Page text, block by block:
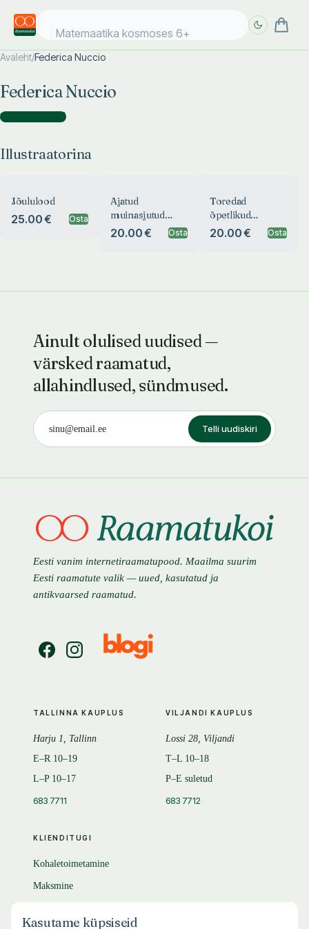
Matemaatika kosmoses 6+
Avaleht/Federica Nuccio
Federica Nuccio
Illustraatorina )
Illustraatorina
Jõululood
25.00 € Osta
Ajatud
muinasjutud
moraalist
20.00 € Osta
Toredad
õpetlikud
muinasjutud
20.00 € Osta
Ainult olulised uudised —
värsked raamatud,
allahindlused, sündmused.
Telli uudiskiri
Eesti vanim internetiraamatupood. Maailma suurim
Eesti raamatute valik — uued, kasutatud ja
antikvaarsed raamatud.
KLIENDITUGI
Kohaletoimetamine
Maksmine
TALLINNA KAUPLUS
Harju 1, Tallinn
E–R 10–19
L–P 10–17
683 7711
VILJANDI KAUPLUS
Lossi 28, Viljandi
T–L 10–18
P–E suletud
683 7712
Kasutame küpsiseid